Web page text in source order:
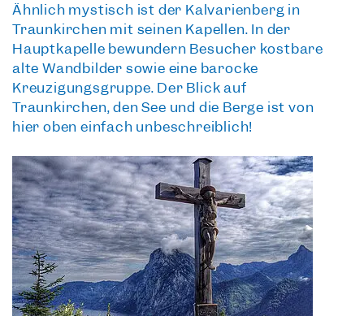
Ähnlich mystisch ist der Kalvarienberg in
Traunkirchen mit seinen Kapellen. In der
Hauptkapelle bewundern Besucher kostbare
alte Wandbilder sowie eine barocke
Kreuzigungsgruppe. Der Blick auf
Traunkirchen, den See und die Berge ist von
hier oben einfach unbeschreiblich!